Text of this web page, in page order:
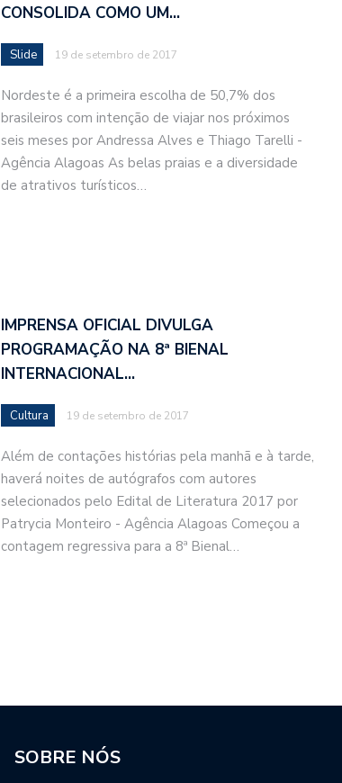
CONSOLIDA COMO UM…
Slide 19 de setembro de 2017
Nordeste é a primeira escolha de 50,7% dos
brasileiros com intenção de viajar nos próximos
seis meses por Andressa Alves e Thiago Tarelli -
Agência Alagoas As belas praias e a diversidade
de atrativos turísticos…
IMPRENSA OFICIAL DIVULGA
PROGRAMAÇÃO NA 8ª BIENAL
INTERNACIONAL…
Cultura 19 de setembro de 2017
Além de contações histórias pela manhã e à tarde,
haverá noites de autógrafos com autores
selecionados pelo Edital de Literatura 2017 por
Patrycia Monteiro - Agência Alagoas Começou a
contagem regressiva para a 8ª Bienal…
SOBRE NÓS